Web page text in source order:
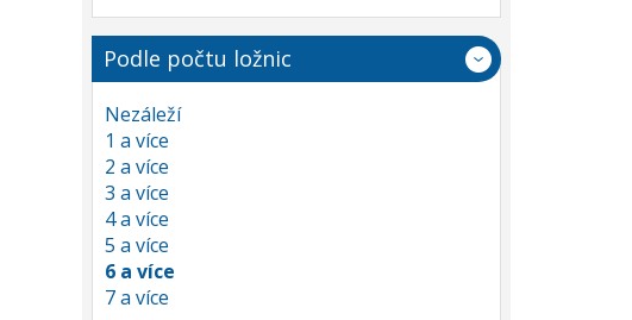
Podle počtu ložnic
Nezáleží
1 a více
2 a více
3 a více
4 a více
5 a více
6 a více
7 a více